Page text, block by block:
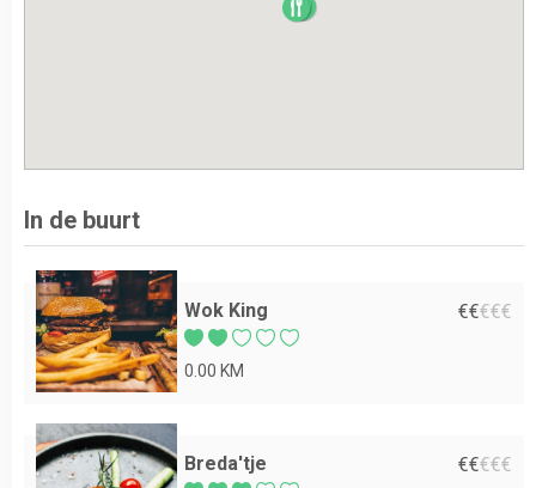
In de buurt
Wok King €€€€€
0.00 KM
Breda'tje €€€€€